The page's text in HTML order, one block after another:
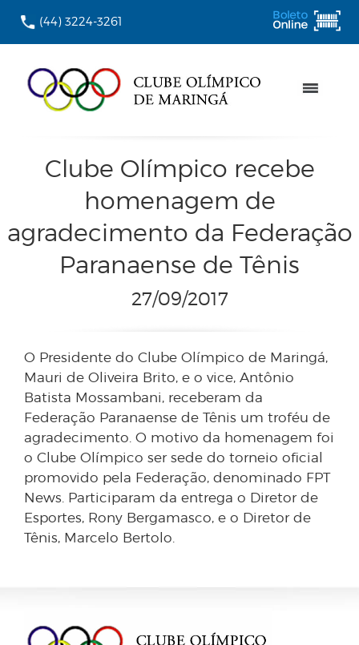
(44) 3224-3261
Clube Olímpico recebe
homenagem de
agradecimento da Federação
Paranaense de Tênis
27/09/2017
O Presidente do Clube Olímpico de Maringá,
Mauri de Oliveira Brito, e o vice, Antônio
Batista Mossambani, receberam da
Federação Paranaense de Tênis um troféu de
agradecimento. O motivo da homenagem foi
o Clube Olímpico ser sede do torneio oficial
promovido pela Federação, denominado FPT
News. Participaram da entrega o Diretor de
Esportes, Rony Bergamasco, e o Diretor de
Tênis, Marcelo Bertolo.